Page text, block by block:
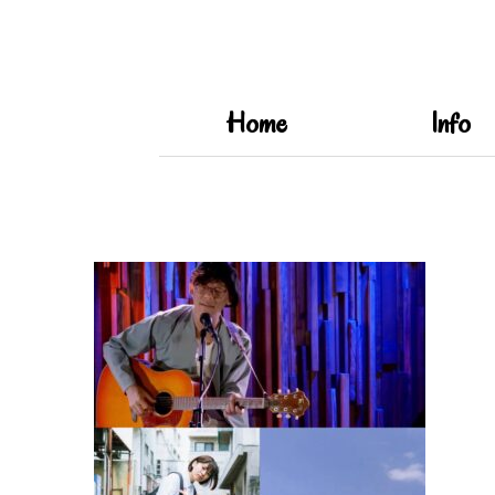
Home Info